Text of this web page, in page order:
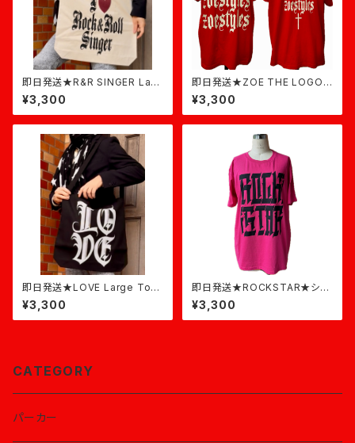
即日発送★R&R SINGER Larg
e Tote★ナチュラル
¥3,300
即日発送★ZOE THE LOGO
★赤×ベージュ
¥3,300
即日発送★LOVE Large Tote
★黒
¥3,300
即日発送★ROCKSTAR★ショ
ッキングピンク×黒
¥3,300
CATEGORY
パーカー